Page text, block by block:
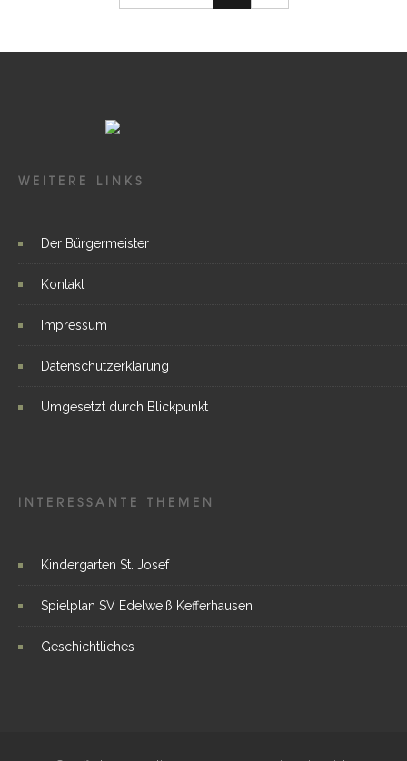
WEITERE LINKS
Der Bürgermeister
Kontakt
Impressum
Datenschutzerklärung
Umgesetzt durch Blickpunkt
INTERESSANTE THEMEN
Kindergarten St. Josef
Spielplan SV Edelweiß Kefferhausen
Geschichtliches